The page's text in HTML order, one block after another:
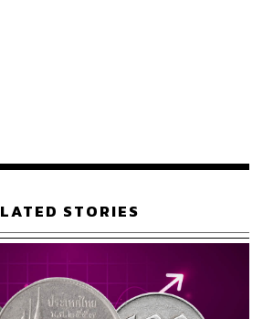
ย ธปท. สามารถใช้ชำระหนี้ได้ตาม
ธนบัตรที่ระลึกทำธุรกรรมต่างๆ ใน
รทั่วไป รวมถึงการแลกเปลี่ยนเป็นเงิน
ดยในช่วงแรกร้านค้ารวมถึงผู้ให้
าจยังไม่คุ้นเคย เนื่องจากเป็นธนบัตร
STORIES